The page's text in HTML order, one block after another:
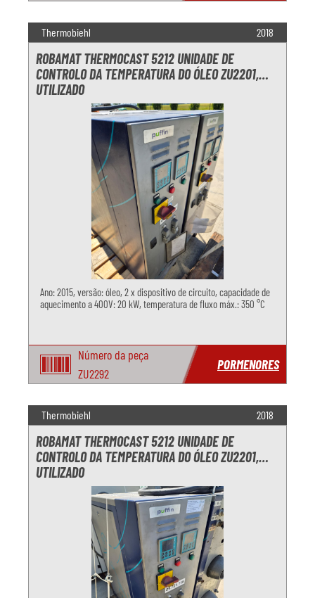
Thermobiehl 2018
ROBAMAT THERMOCAST 5212 UNIDADE DE
CONTROLO DA TEMPERATURA DO ÓLEO ZU2201,
UTILIZADO
Ano: 2015, versão: óleo, 2 x dispositivo de circuito, capacidade de
aquecimento a 400V: 20 kW, temperatura de fluxo máx.: 350 °C
Número da peça
ZU2292
PORMENORES
Thermobiehl 2018
ROBAMAT THERMOCAST 5212 UNIDADE DE
CONTROLO DA TEMPERATURA DO ÓLEO ZU2201,
UTILIZADO